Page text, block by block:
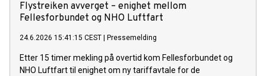
Flystreiken avverget – enighet mellom
Fellesforbundet og NHO Luftfart
24.6.2026 15:41:15 CEST Pressemelding
Etter 15 timer mekling på overtid kom Fellesforbundet og
NHO Luftfart til enighet om ny tariffavtale for de